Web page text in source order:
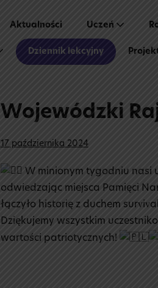
Aktualności Uczeń
Dziennik lekcyjny
Wojewódzki
17 października 2024
W minionym tygodniu nasi
odwiedzając miejsca Pamięci
łączyło historię z duchem
Dziękujemy wszystkim
wartości patriotycznych!